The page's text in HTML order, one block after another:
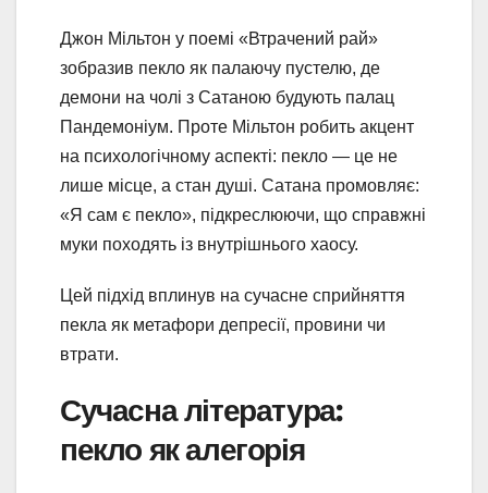
Джон Мільтон у поемі «Втрачений рай»
зобразив пекло як палаючу пустелю, де
демони на чолі з Сатаною будують палац
Пандемоніум. Проте Мільтон робить акцент
на психологічному аспекті: пекло — це не
лише місце, а стан душі. Сатана промовляє:
«Я сам є пекло», підкреслюючи, що справжні
муки походять із внутрішнього хаосу.
Цей підхід вплинув на сучасне сприйняття
пекла як метафори депресії, провини чи
втрати.
Сучасна література:
пекло як алегорія